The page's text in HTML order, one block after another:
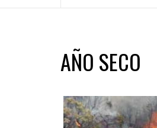
AÑO SECO